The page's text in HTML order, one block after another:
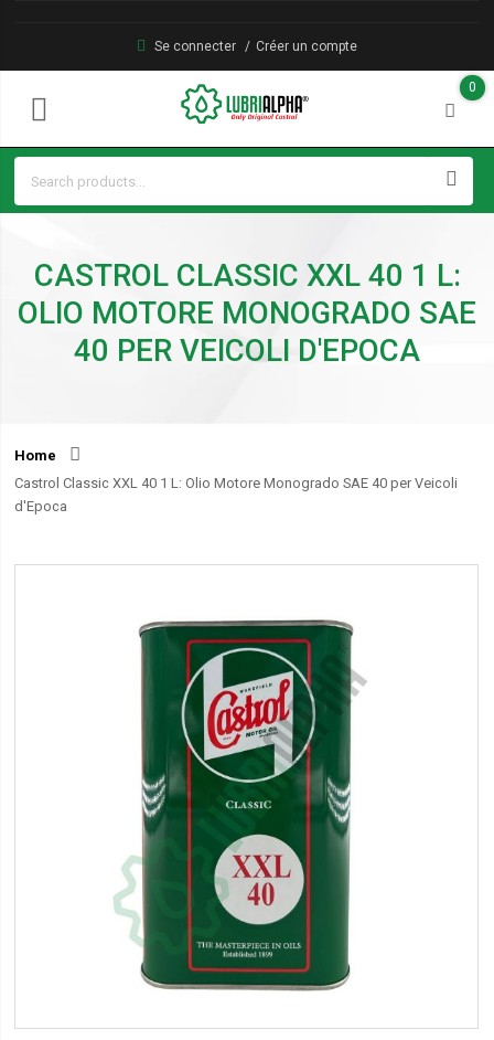
Se connecter Créer un compte
0
CASTROL CLASSIC XXL 40 1 L:
OLIO MOTORE MONOGRADO SAE
40 PER VEICOLI D'EPOCA
Home
Castrol Classic XXL 40 1 L: Olio Motore Monogrado SAE 40 per Veicoli
d'Epoca